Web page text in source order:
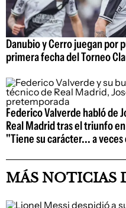
Danubio y Cerro juegan por
primera fecha del Torneo
Federico Valverde habló de
Real Madrid tras el triunfo
"Tiene su carácter... a veces
MÁS NOTICIAS